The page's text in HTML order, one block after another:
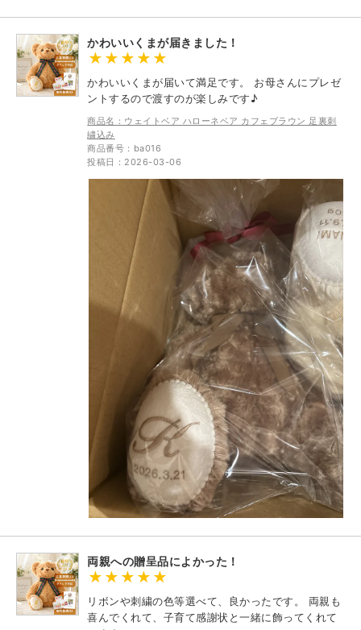
かわいいくまが届きました！
かわいいくまが届いて満足です。 お母さんにプレゼ
ントするので渡すのが楽しみです♪
商品名：ウェイトベア ハローネベア カフェブラウン 足裏刺
繍込み
商品番号：ba016
投稿日：2026-03-06
両親への贈呈品によかった！
リボンや刺繍の色等選べて、良かったです。 両親も
喜んでくれて、子育て感謝状と一緒に飾ってくれて